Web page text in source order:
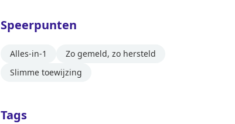
Speerpunten
Alles-in-1
Zo gemeld, zo hersteld
Slimme toewijzing
Tags